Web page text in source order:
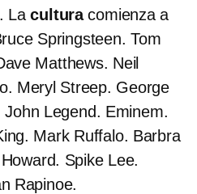
Laculturacomienza a
Springsteen. Tom
Matthews. Neil
Meryl Streep. George
John Legend. Eminem.
Mark Ruffalo. Barbra
Spike Lee.
Rapinoe.